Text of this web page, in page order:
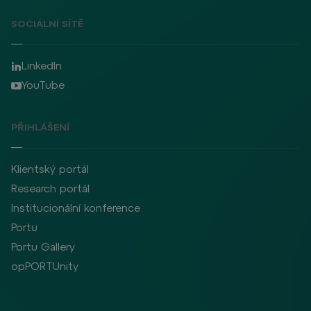
SOCIÁLNÍ SÍTĚ
LinkedIn
YouTube
PŘIHLÁŠENÍ
Klientský portál
Research portál
Institucionální konference
Portu
Portu Gallery
opPORTUnity